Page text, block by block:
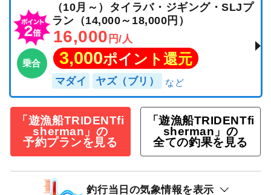
乗合
（10月～）タイラバ・ジギング・SLJプ
ラン（14,000～18,000円）
16,000 円/人
3,000ポイント還元
マダイ ヤズ（ブリ）
「遊漁船TRIDENTfi
sherman」の
予約プランを見る
「遊漁船TRIDENTfi
sherman」の
全ての釣果を見る
釣行当日の気象情報を表示